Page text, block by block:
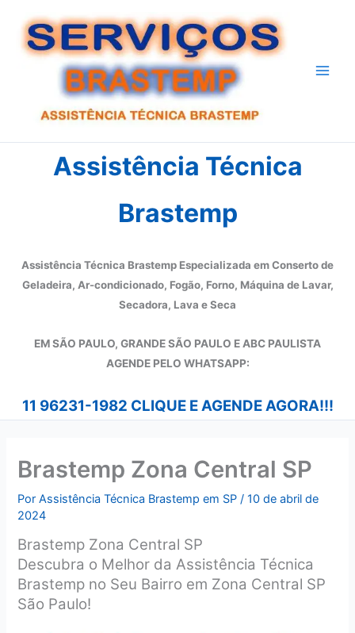
para
Assistência Técnica
Brastemp
Assistência Técnica Brastemp Especializada em Conserto de
Geladeira, Ar-condicionado, Fogão, Forno, Máquina de Lavar,
Secadora, Lava e Seca
EM SÃO PAULO, GRANDE SÃO PAULO E ABC PAULISTA
AGENDE PELO WHATSAPP:
11 96231-1982 CLIQUE E AGENDE AGORA!!!
Brastemp Zona Central SP
PorAssistência Técnica Brastemp em SP /10 de abril de
2024
Brastemp Zona Central SP
Descubra o Melhor da Assistência Técnica
Brastemp no Seu Bairro em Zona Central SP
São Paulo!